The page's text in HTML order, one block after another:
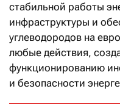
стабильной работы
инфраструктуры и
углеводородов на
любые действия,
функционированию
и безопасности